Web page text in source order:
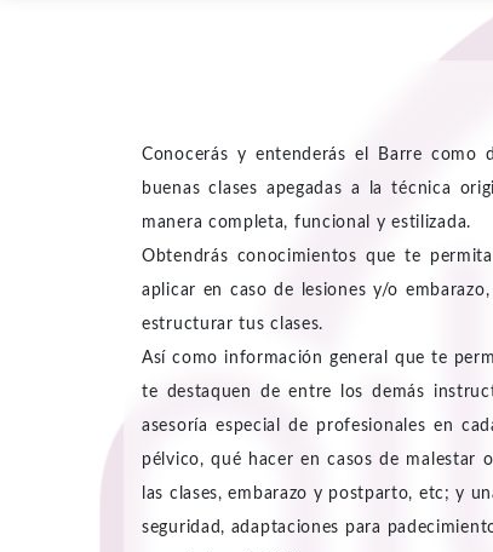
Conocerás y entenderás el Barre como
buenas clases apegadas a la técnica
manera completa, funcional y estilizada.
Obtendrás conocimientos que te
aplicar en caso de lesiones y/o
estructurar tus clases.
Así como información general que te
te destaquen de entre los demás
asesoría especial de profesionales en
pélvico, qué hacer en casos de malestar
las clases, embarazo y postparto, etc; y
seguridad, adaptaciones para